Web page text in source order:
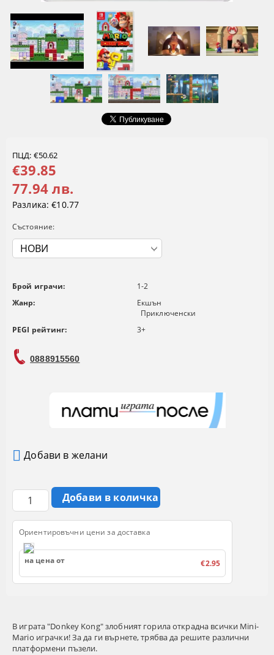
В играта "Donkey Kong" злобният горила открадна всички Mini-
Mario играчки! За да ги върнете, трябва да решите различни
платформени пъзели.
ПЦД: €50.62
€39.85
77.94 лв.
Разлика: €10.77
Състояние:
Брой играчи:
1-2
Жанр:
Екшън
Приключенски
PEGI рейтинг:
3+
0888915560
Добави в желани
Ориентировъчни цени за доставка
на цена от €2.95